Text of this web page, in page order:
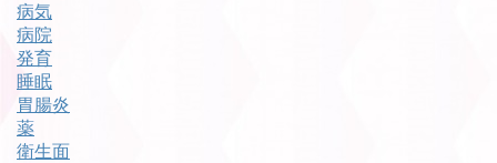
病気
病院
発育
睡眠
胃腸炎
薬
衛生面